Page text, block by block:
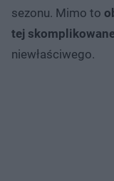
sezonu. Mimo to
tej
niewłaściwego.